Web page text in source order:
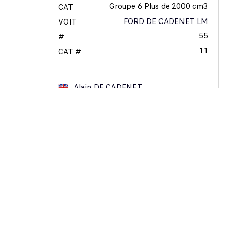
CAT
Groupe 6 Plus de 2000 cm3
VOIT
FORD DE CADENET LM
#
55
CAT #
11
Alain DE CADENET